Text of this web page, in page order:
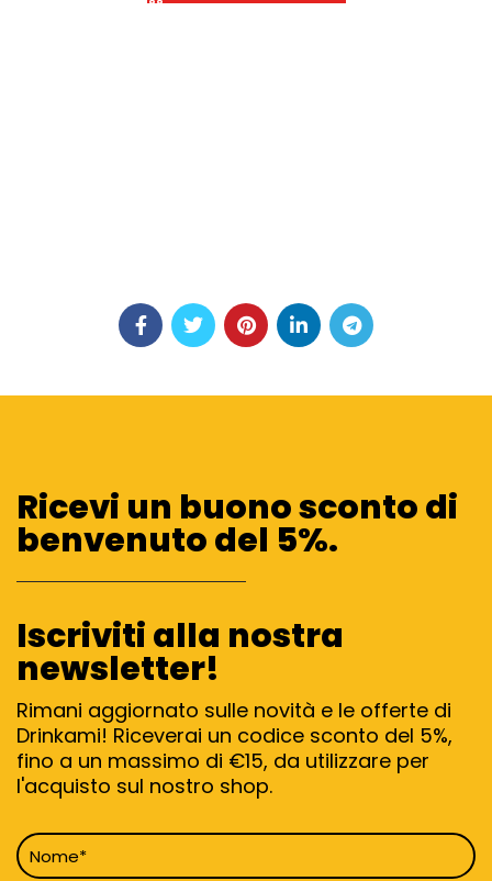
Ricevi un buono sconto di
benvenuto del 5%.
Iscriviti alla nostra
newsletter!
Rimani aggiornato sulle novità e le offerte di
Drinkami! Riceverai un codice sconto del 5%,
fino a un massimo di €15, da utilizzare per
l'acquisto sul nostro shop.
Nome
*